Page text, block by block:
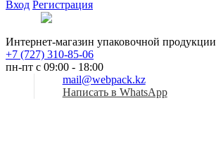
Вход Регистрация
Интернет-магазин упаковочной продукции
+7 (727) 310-85-06
пн-пт с 09:00 - 18:00
mail@webpack.kz
Написать в WhatsApp